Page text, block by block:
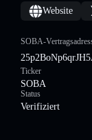
Website
SOBA-
Ticker
SOBA
Status
Verifiziert